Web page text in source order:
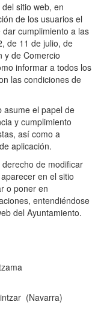
sitio web, en
de los usuarios el
cumplimiento a las
de 11 de julio, de
y de Comercio
informar a todos los
las condiciones de
asume el papel de
y cumplimiento
así como a
aplicación.
de modificar
en el sitio
o poner en
entendiéndose
del Ayuntamiento.
(Navarra)